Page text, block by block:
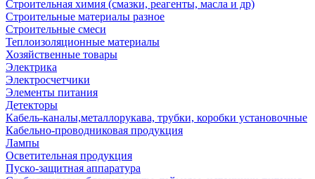
Строительная химия (смазки, реагенты, масла и др)
Строительные материалы разное
Строительные смеси
Теплоизоляционные материалы
Хозяйственные товары
Электрика
Электросчетчики
Элементы питания
Детекторы
Кабель-каналы,металлорукава, трубки, коробки установочные
Кабельно-проводниковая продукция
Лампы
Осветительная продукция
Пуско-защитная аппаратура